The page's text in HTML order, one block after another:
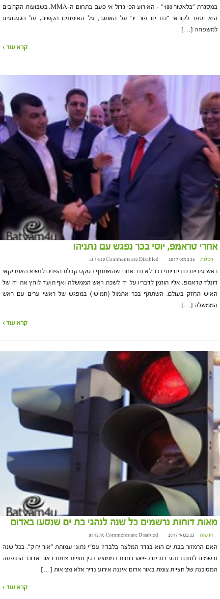
במסגרת "בלאטור 180" – האירוע הכי גדול אי פעם בתחום ה-MMA. בשבועות הקרובים
הוא יספר לקוראי "בת ים פור יו" על האתגר, על האימונים הקשים, על הגעגועים
למשפחה […]
קרא עוד ›
אחרי טראמפ, יוסי בכר נפגש עם נתניהו
רכילות 26 במאי 2017 at 11:23 Comments are Disabled
ראש עיריית בת ים יוסי בכר לא נח. אחרי שהשתתף בטקס קבלת הפנים לנשיא האמריקאי
דונלד טראמפ, אליו הוזמן לדבריו על ידי לשכת ראש הממשלה ואף תועד לוחץ את ידו של
האיש החזק בעולם, השתתף בכר אתמול (חמישי) במפגש של ראשי ערים עם ראש
הממשלה […]
קרא עוד ›
מאות דוחות נרשמים כל שנה לנהגי בת ים שנסעו באדום
חדשות 23 במאי 2017 at 12:10 Comments are Disabled
האם הרמזור בבת ים הוא בגדר המלצה בלבד? עפ"י נתוני עמותת "אור ירוק", בכל שנה
נרשמים לחובת נהגי בת ים כ-689 דוחות בממוצע בגין חציית צומת באור אדום. התופעה
המסוכנת של חציית צומת באור אדום איננה אירוע נדיר אלא מציאות […]
קרא עוד ›